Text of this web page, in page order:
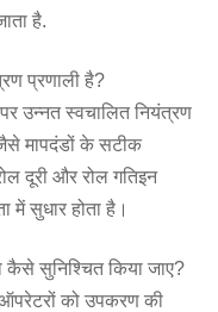
है.
प्रणाली है?
उन्नत स्वचालित नियंत्रण
जैसे मापदंडों के सटीक
दूरी और रोल गतिइन
में सुधार होता है।
सुनिश्चित किया जाए?
को उपकरण की